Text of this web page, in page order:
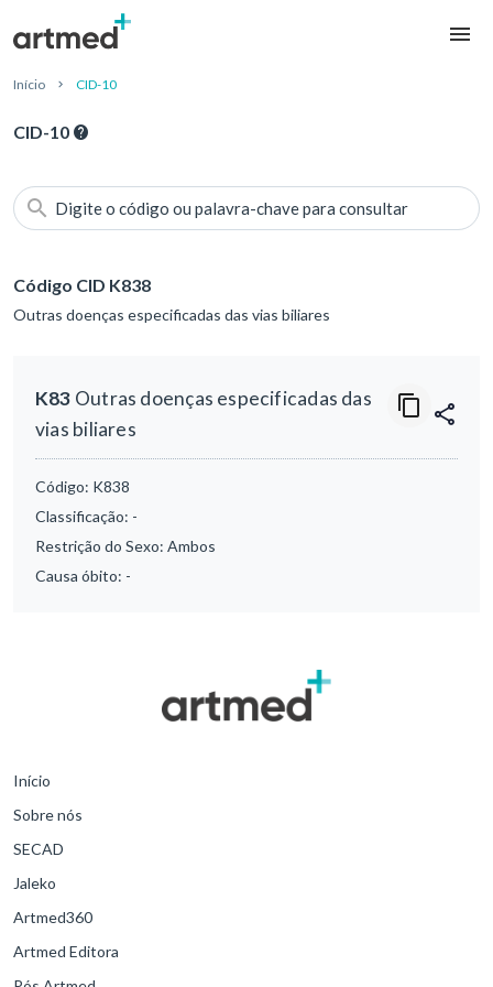
Início CID-10
CID-10
Digite o código ou palavra-chave para consultar
Código CID K838
Outras doenças especificadas das vias biliares
K83 Outras doenças especificadas das
vias biliares
Código: K838
Classificação: -
Restrição do Sexo: Ambos
Causa óbito: -
Início
Sobre nós
SECAD
Jaleko
Artmed360
Artmed Editora